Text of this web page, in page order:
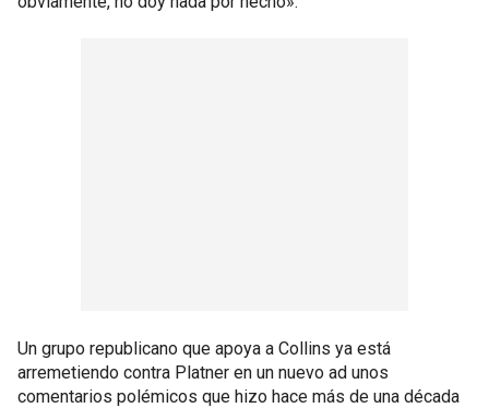
Un grupo republicano que apoya a Collins ya está
arremetiendo contra Platner en un nuevo ad unos
comentarios polémicos que hizo hace más de una década